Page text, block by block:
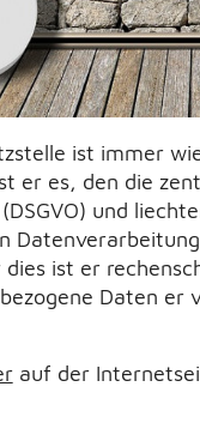
ist immer
er es, den die
und
dies ist er
Daten
auf der